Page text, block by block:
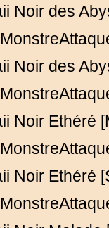
Noir des
Noir des
Noir
Noir